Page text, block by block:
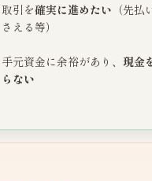
取引を確実に進めたい （先
さえる等）
手元資金に余裕があり、 現金
らない